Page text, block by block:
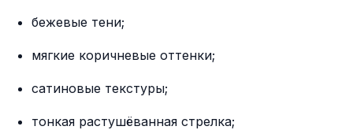
бежевые тени;
мягкие коричневые оттенки;
сатиновые текстуры;
тонкая растушёванная стрелка;